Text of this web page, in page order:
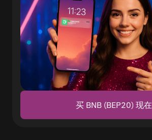
买 BNB (BEP20) 现在